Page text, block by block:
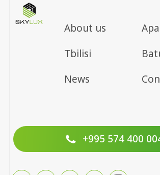
About us
Tbilisi
News
+995 574 400